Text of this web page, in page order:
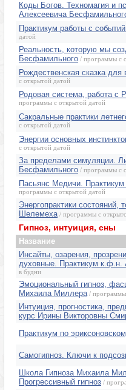
Коды Богов. Техномагия и
Алексеевича
Практикум работы с
датой
Реальность, которую мы
Бесфамильного / программы с
Рождественская сказка
с открытой датой
Родовая система, работа
программы с открытой датой
Сакральные практики
с открытой датой
Энергии основных
с открытой датой
За пределами симуляции.
Бесфамильного / программы с
Пасьянс Медичи. Практикум
программы с открытой датой
Энергопрактики состояний,
Шелемеха / программы с
Гипноз, интуиция, сны
Название
Инсайты, озарения,
духовные. Практикум к.ф.н.
в будни
Эмоциональный гипноз,
Михаила Миллера /
Интуиция, прогностика,
курс Ирины Викторовны
Практикум по
Самогипноз. Ключи к
Школа Гипноза Михаила
Прогрессивный гипноз /